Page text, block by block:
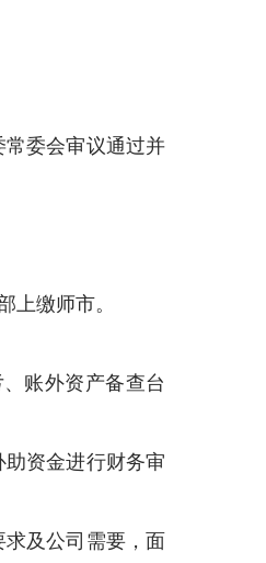
委会审议通过并
上缴师市。
账外资产备查台
资金进行财务审
及公司需要，面